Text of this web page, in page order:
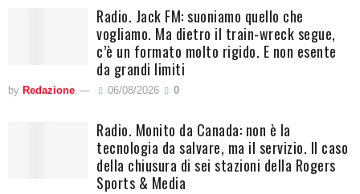
Radio. Jack FM: suoniamo quello che
vogliamo. Ma dietro il train-wreck segue,
c’è un formato molto rigido. E non esente
da grandi limiti
by Redazione 06/08/2026 0
Radio. Monito da Canada: non è la
tecnologia da salvare, ma il servizio. Il caso
della chiusura di sei stazioni della Rogers
Sports & Media